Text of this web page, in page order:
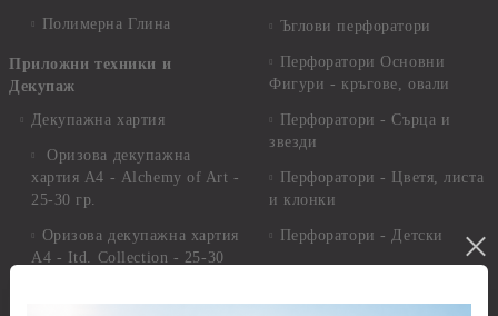
Полимерна Глина
Приложни техники и
Декупаж
Декупажна хартия
Оризова декупажна
хартия А4 - Alchemy of Art -
25-30 гр.
Оризова декупажна хартия
А4 - Itd. Collection - 25-30
Ъглови перфоратори
Перфоратори Основни
Фигури - кръгове, овали
Перфоратори - Сърца и
звезди
Перфоратори - Цветя, листа
и клонки
Перфоратори - Детски
Перфоратори - Коледни и